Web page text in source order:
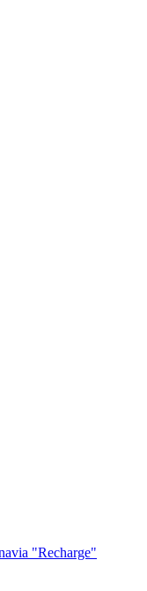
"Recharge"